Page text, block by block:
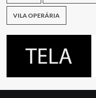
VILA OPERÁRIA